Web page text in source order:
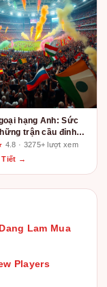
hạng Anh: Sức
trận cầu đỉnh
nghiệm giải trí
4.8 · 3275+ lượt xem
Tiết →
Lam Mua
Players